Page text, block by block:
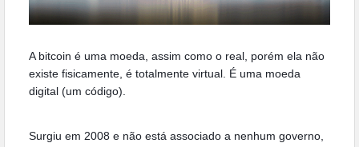
A bitcoin é uma moeda, assim como o real, porém ela não
existe fisicamente, é totalmente virtual. É uma moeda
digital (um código).
Surgiu em 2008 e não está associado a nenhum governo,